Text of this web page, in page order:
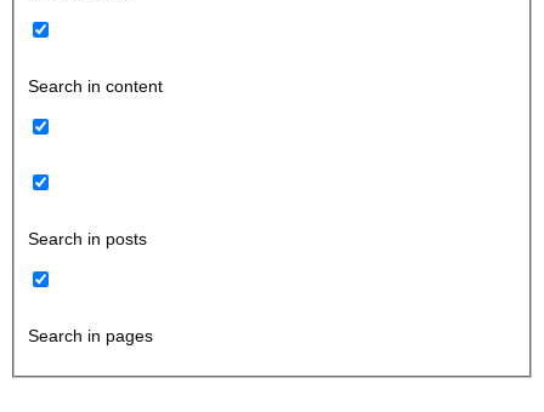
Search in content
Search in posts
Search in pages